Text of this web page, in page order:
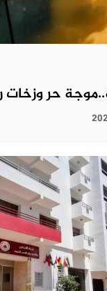
حر وزخات